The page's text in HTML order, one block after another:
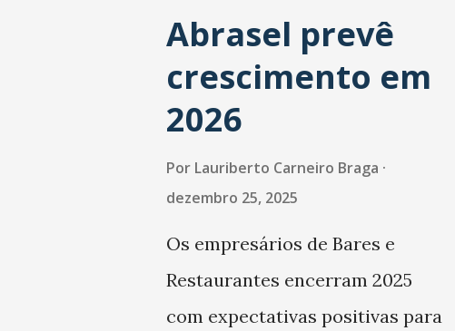
Abrasel prevê
crescimento em
2026
Por Lauriberto Carneiro Braga
dezembro 25, 2025
Os empresários de Bares e
Restaurantes encerram 2025
com expectativas positivas para